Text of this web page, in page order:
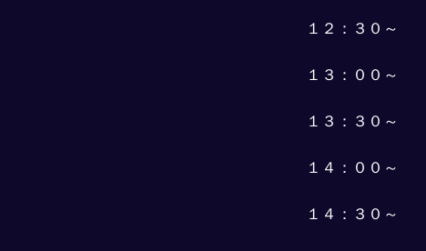
１２：３０～　
１３：００～　
１３：３０～　
１４：００～　
１４：３０～　